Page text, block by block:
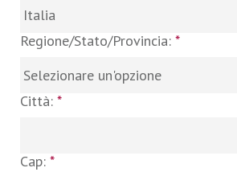
Regione/Stato/Provincia: *
Città: *
Cap: *